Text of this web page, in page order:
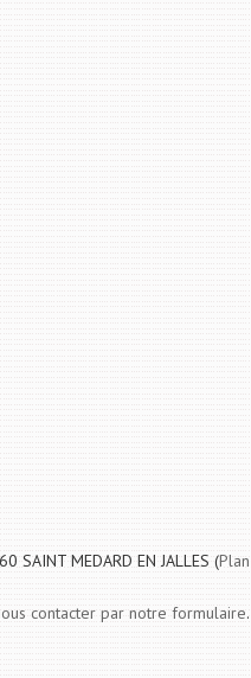
MEDARD EN JALLES (
contacter par notre formulaire.